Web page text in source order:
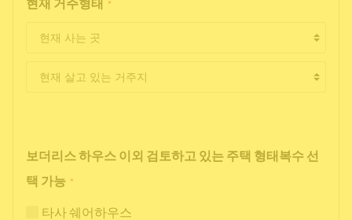
*
보더리스 하우스 이외 검토하고 있는 주택 형태복수 선
택 가능 *
타사 쉐어하우스